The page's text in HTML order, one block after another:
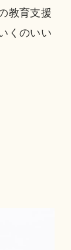
教育支援
くのいい